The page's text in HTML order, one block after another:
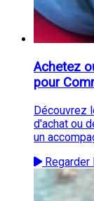
Achetez
pour
Découvrez
d'achat ou
un
Regarder